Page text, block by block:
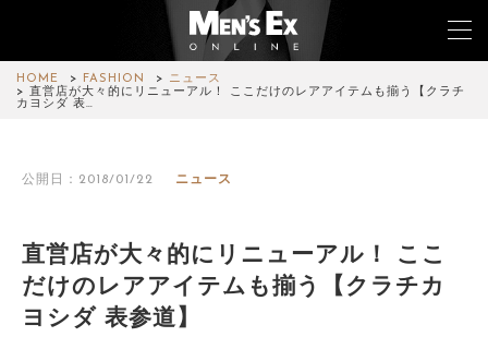
HOME FASHION
ニュース
直営店が大々的にリニューアル！ ここだけのレアアイテムも揃う【クラチ
カヨシダ 表…
公開日：2018/01/22 ニュース
直営店が大々的にリニューアル！ ここ
だけのレアアイテムも揃う【クラチカ
ヨシダ 表参道】
FASHION
WATCH
CAR&BIKE